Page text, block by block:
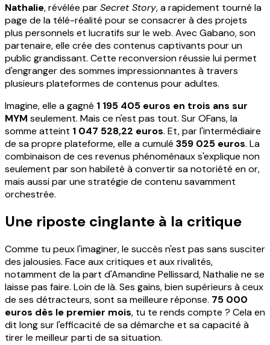
Nathalie, révélée parSecret Story, a rapidement tourné la
page de la télé-réalité pour se consacrer à des projets
plus personnels et lucratifs sur le web. Avec Gabano, son
partenaire, elle crée des contenus captivants pour un
public grandissant. Cette reconversion réussie lui permet
d'engranger des sommes impressionnantes à travers
plusieurs plateformes de contenus pour adultes.
Imagine, elle a gagné 1 195 405 euros en trois ans sur
MYM seulement. Mais ce n'est pas tout. Sur OFans, la
somme atteint 1 047 528,22 euros. Et, par l'intermédiaire
de sa propre plateforme, elle a cumulé 359 025 euros. La
combinaison de ces revenus phénoménaux s'explique non
seulement par son habileté à convertir sa notoriété en or,
mais aussi par une stratégie de contenu savamment
orchestrée.
Une riposte cinglante à la critique
Comme tu peux l'imaginer, le succès n'est pas sans susciter
des jalousies. Face aux critiques et aux rivalités,
notamment de la part d'Amandine Pellissard, Nathalie ne se
laisse pas faire. Loin de là. Ses gains, bien supérieurs à ceux
de ses détracteurs, sont sa meilleure réponse. 75 000
euros dès le premier mois, tu te rends compte ? Cela en
dit long sur l'efficacité de sa démarche et sa capacité à
tirer le meilleur parti de sa situation.